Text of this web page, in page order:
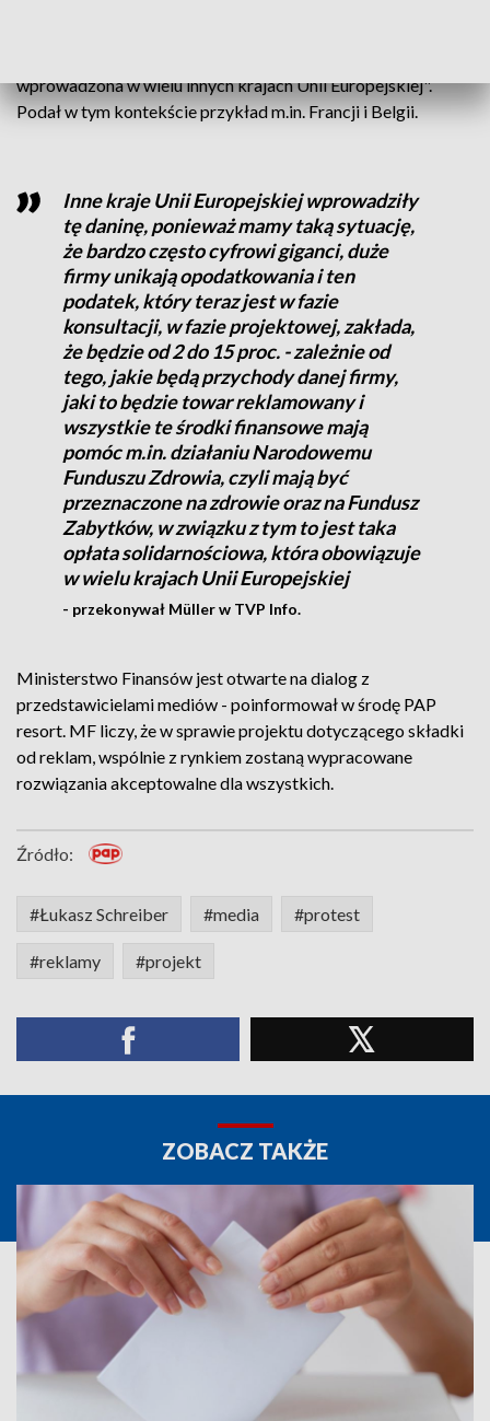
wprowadzona w wielu innych krajach Unii Europejskiej".
Podał w tym kontekście przykład m.in. Francji i Belgii.
Inne kraje Unii Europejskiej wprowadziły
tę daninę, ponieważ mamy taką sytuację,
że bardzo często cyfrowi giganci, duże
firmy unikają opodatkowania i ten
podatek, który teraz jest w fazie
konsultacji, w fazie projektowej, zakłada,
że będzie od 2 do 15 proc. - zależnie od
tego, jakie będą przychody danej firmy,
jaki to będzie towar reklamowany i
wszystkie te środki finansowe mają
pomóc m.in. działaniu Narodowemu
Funduszu Zdrowia, czyli mają być
przeznaczone na zdrowie oraz na Fundusz
Zabytków, w związku z tym to jest taka
opłata solidarnościowa, która obowiązuje
w wielu krajach Unii Europejskiej
- przekonywał Müller w TVP Info.
Ministerstwo Finansów jest otwarte na dialog z
przedstawicielami mediów - poinformował w środę PAP
resort. MF liczy, że w sprawie projektu dotyczącego składki
od reklam, wspólnie z rynkiem zostaną wypracowane
rozwiązania akceptowalne dla wszystkich.
Źródło:
#Łukasz Schreiber #media #protest
#reklamy #projekt
ZOBACZ TAKŻE